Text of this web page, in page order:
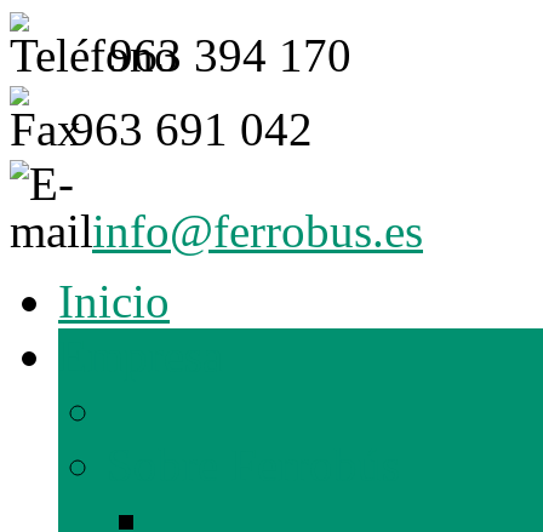
963 394 170
963 691 042
info@ferrobus.es
Inicio